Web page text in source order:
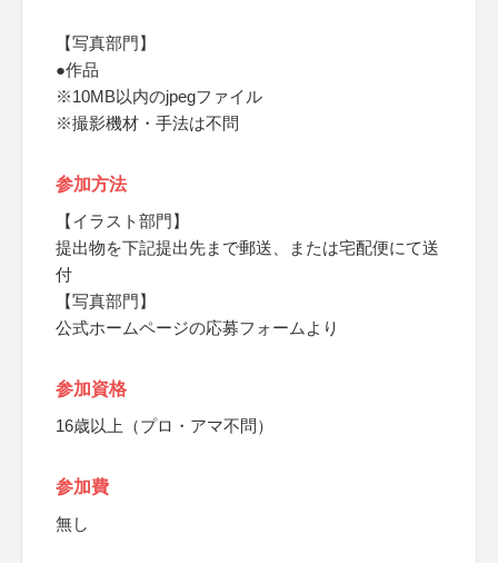
【写真部門】
●作品
※10MB以内のjpegファイル
※撮影機材・手法は不問
参加方法
【イラスト部門】
提出物を下記提出先まで郵送、または宅配便にて送
付
【写真部門】
公式ホームページの応募フォームより
参加資格
16歳以上（プロ・アマ不問）
参加費
無し